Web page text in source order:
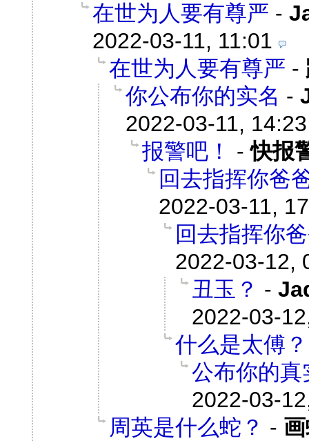
在世为人要有尊严 -
2022-03-11, 11:01
在世为人要有尊严 -
你公布你的实名 -
2022-03-11, 14:23
报警吧！
-快报
回去指挥你爸
2022-03-11,
回去指挥你
2022-03-12,
丑玉？ -
2022-03-
什么是太傅？
公布你的真
2022-03-
周英是什么蛇？ -